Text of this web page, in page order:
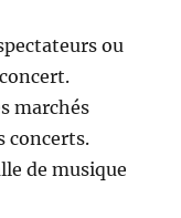
ou
marchés
concerts.
de musique